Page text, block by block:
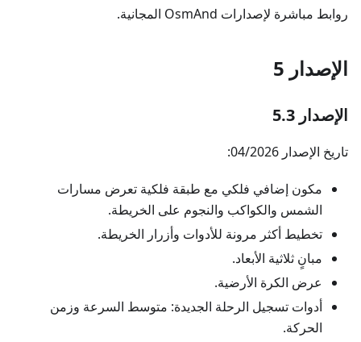
روابط مباشرة لإصدارات OsmAnd المجانية.
الإصدار 5
الإصدار 5.3
تاريخ الإصدار 04/2026:
مكون إضافي فلكي مع طبقة فلكية تعرض مسارات
الشمس والكواكب والنجوم على الخريطة.
تخطيط أكثر مرونة للأدوات وأزرار الخريطة.
مبانٍ ثلاثية الأبعاد.
عرض الكرة الأرضية.
أدوات تسجيل الرحلة الجديدة: متوسط السرعة وزمن
الحركة.